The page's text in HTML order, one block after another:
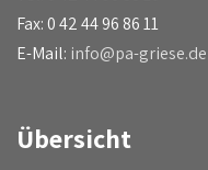
Fax: 0 42 44 96 86 11
E-Mail: info@pa-griese.de
Übersicht